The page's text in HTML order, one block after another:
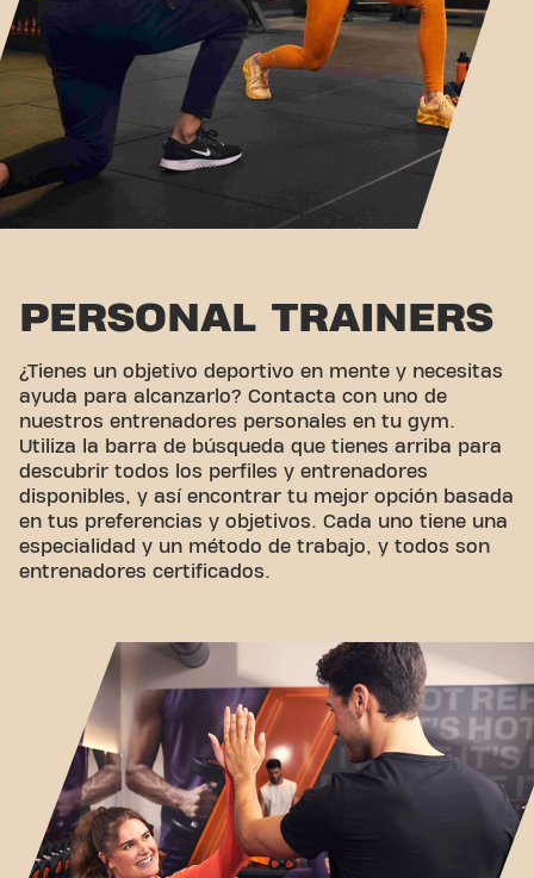
PERSONAL TRAINERS
¿Tienes un objetivo deportivo en mente y necesitas
ayuda para alcanzarlo? Contacta con uno de
nuestros entrenadores personales en tu gym.
Utiliza la barra de búsqueda que tienes arriba para
descubrir todos los perfiles y entrenadores
disponibles, y así encontrar tu mejor opción basada
en tus preferencias y objetivos. Cada uno tiene una
especialidad y un método de trabajo, y todos son
entrenadores certificados.